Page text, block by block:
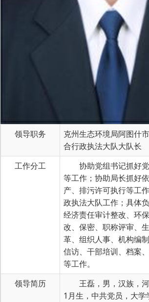
领导职务
克州生态环境局阿图什
合行政执法大队大队长
工作分工
协助党组书记抓好
等工作；协助局长抓好
产、排污许可执行等工
政执法大队工作；具体
经济责任审计整改、环
改、保密、职称评审、
革、组织人事、机构编
信访、干部培训、档案
等工作。
领导简历
王磊，男，汉族，河
1月生，中共党员，大